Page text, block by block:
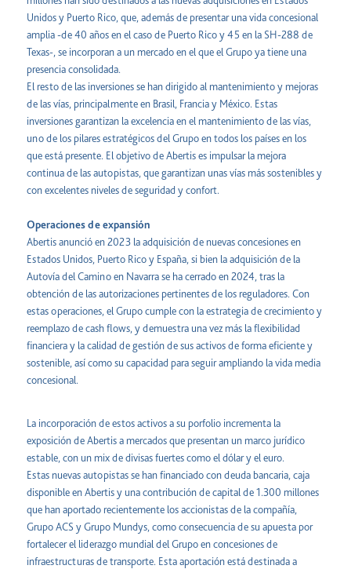
Unidos y Puerto Rico, que, además de presentar una vida concesional
amplia -de 40 años en el caso de Puerto Rico y 45 en la SH-288 de
Texas-, se incorporan a un mercado en el que el Grupo ya tiene una
presencia consolidada.
El resto de las inversiones se han dirigido al mantenimiento y mejoras
de las vías, principalmente en Brasil, Francia y México. Estas
inversiones garantizan la excelencia en el mantenimiento de las vías,
uno de los pilares estratégicos del Grupo en todos los países en los
que está presente. El objetivo de Abertis es impulsar la mejora
continua de las autopistas, que garantizan unas vías más sostenibles y
con excelentes niveles de seguridad y confort.
Operaciones de expansión
Abertis anunció en 2023 la adquisición de nuevas concesiones en
Estados Unidos, Puerto Rico y España, si bien la adquisición de la
Autovía del Camino en Navarra se ha cerrado en 2024, tras la
obtención de las autorizaciones pertinentes de los reguladores. Con
estas operaciones, el Grupo cumple con la estrategia de crecimiento y
reemplazo de cash flows, y demuestra una vez más la flexibilidad
financiera y la calidad de gestión de sus activos de forma eficiente y
sostenible, así como su capacidad para seguir ampliando la vida media
concesional.
La incorporación de estos activos a su porfolio incrementa la
exposición de Abertis a mercados que presentan un marco jurídico
estable, con un mix de divisas fuertes como el dólar y el euro.
Estas nuevas autopistas se han financiado con deuda bancaria, caja
disponible en Abertis y una contribución de capital de 1.300 millones
que han aportado recientemente los accionistas de la compañía,
Grupo ACS y Grupo Mundys, como consecuencia de su apuesta por
fortalecer el liderazgo mundial del Grupo en concesiones de
infraestructuras de transporte. Esta aportación está destinada a